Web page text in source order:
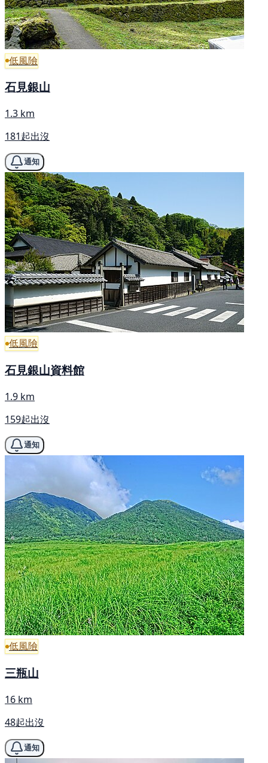
低風險
石見銀山
1.3 km
181起出沒
通知
低風險
石見銀山資料館
1.9 km
159起出沒
通知
低風險
三瓶山
16 km
48起出沒
通知